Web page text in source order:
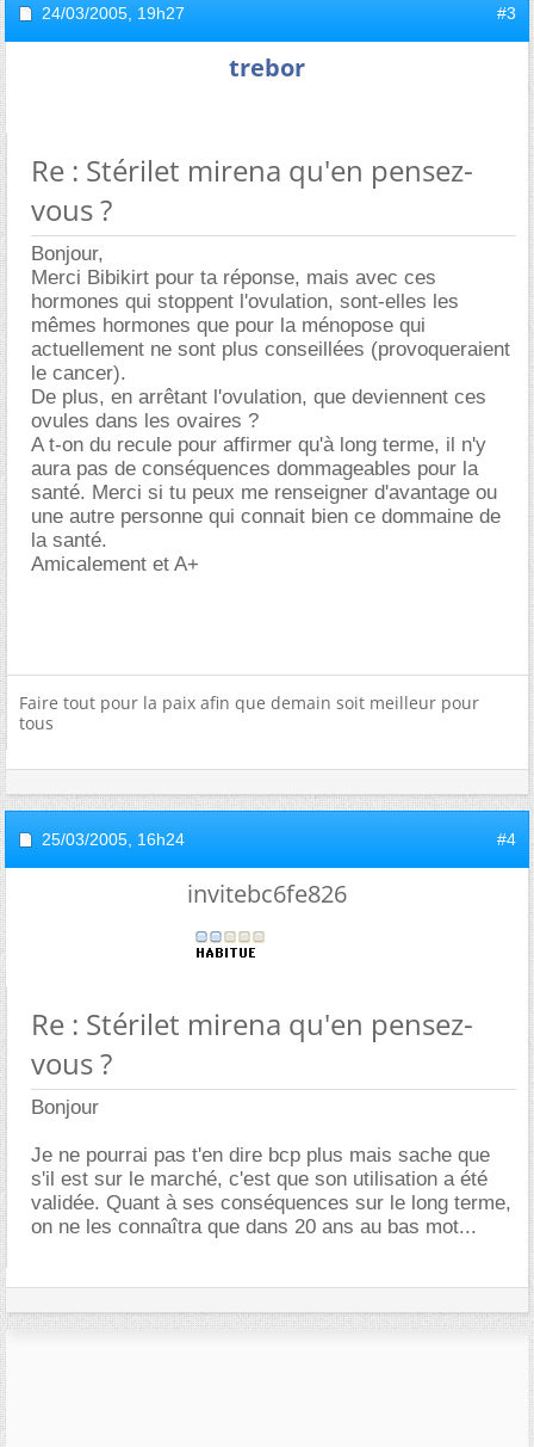
24/03/2005, 19h27 #3
trebor
Re : Stérilet mirena qu'en pensez-
vous ?
Bonjour,
Merci Bibikirt pour ta réponse, mais avec ces
hormones qui stoppent l'ovulation, sont-elles les
mêmes hormones que pour la ménopose qui
actuellement ne sont plus conseillées (provoqueraient
le cancer).
De plus, en arrêtant l'ovulation, que deviennent ces
ovules dans les ovaires ?
A t-on du recule pour affirmer qu'à long terme, il n'y
aura pas de conséquences dommageables pour la
santé. Merci si tu peux me renseigner d'avantage ou
une autre personne qui connait bien ce dommaine de
la santé.
Amicalement et A+
Faire tout pour la paix afin que demain soit meilleur pour
tous
25/03/2005, 16h24 #4
invitebc6fe826
Re : Stérilet mirena qu'en pensez-
vous ?
Bonjour
Je ne pourrai pas t'en dire bcp plus mais sache que
s'il est sur le marché, c'est que son utilisation a été
validée. Quant à ses conséquences sur le long terme,
on ne les connaîtra que dans 20 ans au bas mot...